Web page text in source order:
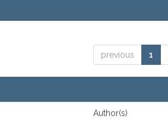
previous 1
Author(s)